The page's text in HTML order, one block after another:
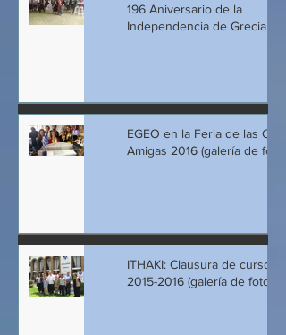
196 Aniversario de la
Independencia de Grecia
EGEO en la Feria de las
Amigas 2016 (galería de fotos)
ITHAKI: Clausura de cursos
2015-2016 (galería de fotos)